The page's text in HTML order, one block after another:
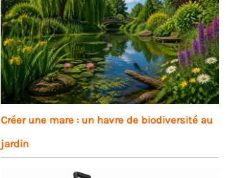
Créer une mare : un havre de biodiversité au
jardin